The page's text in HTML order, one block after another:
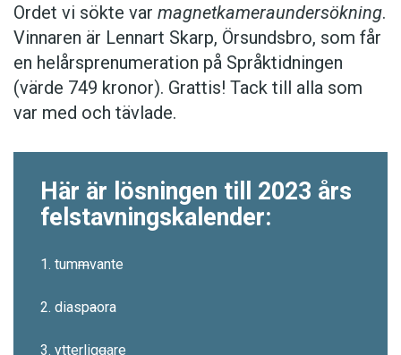
Ordet vi sökte var magnetkameraundersökning.
Vinnaren är Lennart Skarp, Örsundsbro, som får
en helårsprenumeration på Språktidningen
(värde 749 kronor). Grattis! Tack till alla som
var med och tävlade.
Här är lösningen till 2023 års
felstavningskalender:
1. tummvante
2. diaspaora
3. ytterliggare